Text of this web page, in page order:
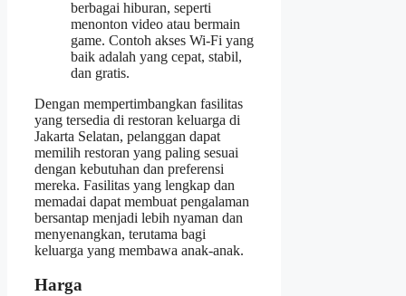
berbagai hiburan, seperti
menonton video atau bermain
game. Contoh akses Wi-Fi yang
baik adalah yang cepat, stabil,
dan gratis.
Dengan mempertimbangkan fasilitas
yang tersedia di restoran keluarga di
Jakarta Selatan, pelanggan dapat
memilih restoran yang paling sesuai
dengan kebutuhan dan preferensi
mereka. Fasilitas yang lengkap dan
memadai dapat membuat pengalaman
bersantap menjadi lebih nyaman dan
menyenangkan, terutama bagi
keluarga yang membawa anak-anak.
Harga